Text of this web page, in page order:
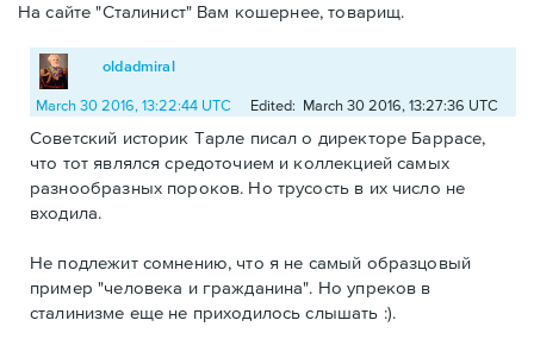
На сайте "Сталинист" Вам кошернее, товарищ.
oldadmiral
March 30 2016, 13:22:44 UTC Edited: March 30 2016, 13:27:36 UTC
Советский историк Тарле писал о директоре Баррасе,
что тот являлся средоточием и коллекцией самых
разнообразных пороков. Но трусость в их число не
входила.
Не подлежит сомнению, что я не самый образцовый
пример "человека и гражданина". Но упреков в
сталинизме еще не приходилось слышать :).